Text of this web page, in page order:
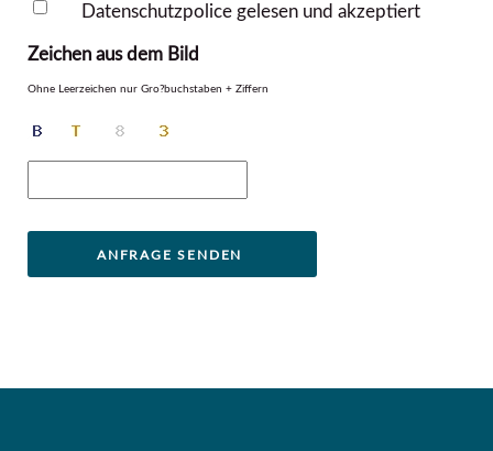
Datenschutzpolice gelesen und akzeptiert
Zeichen aus dem Bild
Ohne Leerzeichen nur Gro?buchstaben + Ziffern
ANFRAGE SENDEN